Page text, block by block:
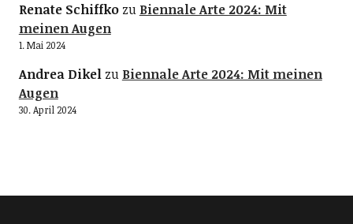
Renate Schiffkozu Biennale Arte 2024: Mit
meinen Augen
1. Mai 2024
Andrea Dikelzu Biennale Arte 2024: Mit meinen
Augen
30. April 2024